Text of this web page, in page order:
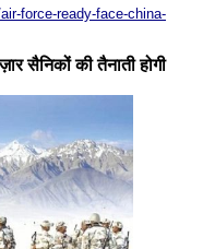
force-ready-face-china-
सैनिकों की तैनाती होगी